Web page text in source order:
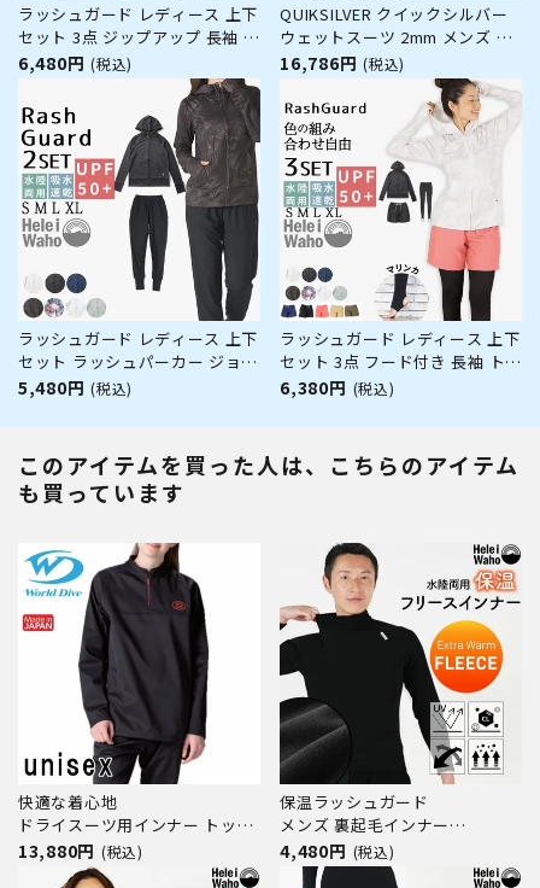
ラッシュガード レディース 上下
セット 3点 ジップアップ 長袖 フ
ードなし トレンカ サーフパンツ
水着 30代 40代 50代 体型カバー
ゆったり UVカット 水陸両用 プ
ール 海 ランニング ヨガ 接触冷
感 ヘレイワホ 運
6,480円 (税込)
QUIKSILVER クイックシルバー
ウェットスーツ 2mm メンズ ジ
ャケット タッパー EVERYDAY
SESSIONS 2.0 FZ LS JKT
QWT251707 ウエットスーツ フ
ロントジップ スキン サーフ サ
ーフィン ブランド
16,786円 (税込)
ラッシュガード レディース 上下
セット ラッシュパーカー ジョガ
ーパンツ UVカット セットアッ
用 普段着 ママ 公園 おしゃれ 接
触冷感 ヘレイワホ UPF50
5,480円 (税込)
ラッシュガード レディース 上下
セット 3点 フード付き 長袖 トレ
ンカ サーフパンツ 水着 30代 40
ニング ヨガ 接触冷感 ヘレイワ
ホ 運動 スポーツ 夏
6,380円 (税込)
このアイテムを買った人は、こちらのアイテム
も買っています
快適な着心地
ドライスーツ用インナー トップ
ス World Dive / ワールドダイブ
サーマルボディスムーサー
13,880円 (税込)
保温ラッシュガード
メンズ 裏起毛インナー
HeleiWaho ヘレイワホ 水陸両
用 ウェットスーツ ドライスーツ
4,480円 (税込)